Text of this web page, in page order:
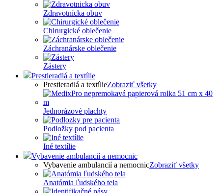
Zdravotnícka obuv
Chirurgické oblečenie
Záchranárske oblečenie
Zástery
Prestieradlá a textílie
Prestieradlá a textílieZobraziť všetky
Jednorázové plachty
Podložky pod pacienta
Iné textílie
Vybavenie ambulancií a nemocnic
Vybavenie ambulancií a nemocnicZobraziť všetky
Anatómia ľudského tela